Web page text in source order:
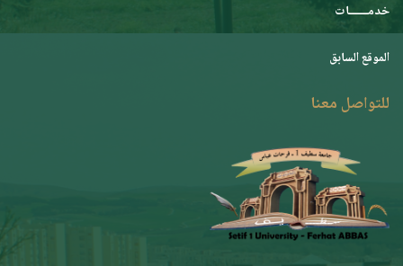
خدمـــــــات
الموقع السابق
للتواصل معنا